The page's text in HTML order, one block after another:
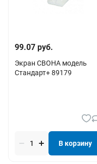
99.07 руб.
Экран СВОНА модель
Стандарт+ 89179
В корзину